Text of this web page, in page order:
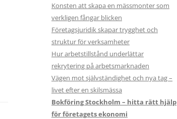
Konsten att skapa en mässmonter som
verkligen fångar blicken
Företagsjuridik skapar trygghet och
struktur för verksamheter
Hur arbetstillstånd underlättar
rekrytering på arbetsmarknaden
Vägen mot självständighet och nya tag –
livet efter en skilsmässa
Bokföring Stockholm – hitta rätt hjälp
för företagets ekonomi